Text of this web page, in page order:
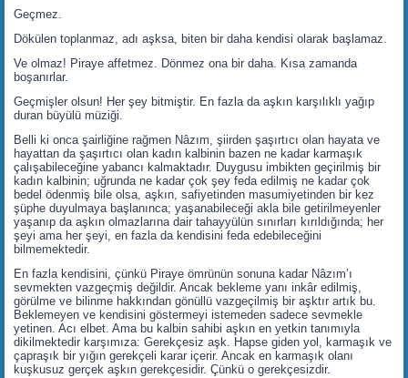
Geçmez.
Dökülen toplanmaz, adı aşksa, biten bir daha kendisi olarak başlamaz.
Ve olmaz! Piraye affetmez. Dönmez ona bir daha. Kısa zamanda
boşanırlar.
Geçmişler olsun! Her şey bitmiştir. En fazla da aşkın karşılıklı yağıp
duran büyülü müziği.
Belli ki onca şairliğine rağmen Nâzım, şiirden şaşırtıcı olan hayata ve
hayattan da şaşırtıcı olan kadın kalbinin bazen ne kadar karmaşık
çalışabileceğine yabancı kalmaktadır. Duygusu imbikten geçirilmiş bir
kadın kalbinin; uğrunda ne kadar çok şey feda edilmiş ne kadar çok
bedel ödenmiş bile olsa, aşkın, safiyetinden masumiyetinden bir kez
şüphe duyulmaya başlanınca; yaşanabileceği akla bile getirilmeyenler
yaşanıp da aşkın olmazlarına dair tahayyülün sınırları kırıldığında; her
şeyi ama her şeyi, en fazla da kendisini feda edebileceğini
bilmemektedir.
En fazla kendisini, çünkü Piraye ömrünün sonuna kadar Nâzım’ı
sevmekten vazgeçmiş değildir. Ancak bekleme yanı inkâr edilmiş,
görülme ve bilinme hakkından gönüllü vazgeçilmiş bir aşktır artık bu.
Beklemeyen ve kendisini göstermeyi istemeden sadece sevmekle
yetinen. Acı elbet. Ama bu kalbin sahibi aşkın en yetkin tanımıyla
dikilmektedir karşımıza: Gerekçesiz aşk. Hapse giden yol, karmaşık ve
çapraşık bir yığın gerekçeli karar içerir. Ancak en karmaşık olanı
kuşkusuz gerçek aşkın gerekçesidir. Çünkü o gerekçesizdir.